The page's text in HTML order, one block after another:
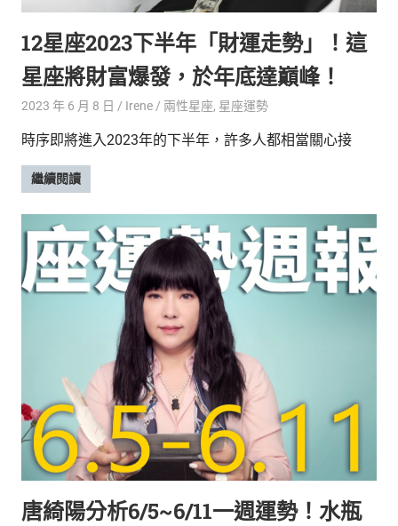
12星座2023下半年「財運走勢」！這
星座將財富爆發，於年底達巔峰！
2023 年 6 月 8 日 Irene 兩性星座, 星座運勢
時序即將進入2023年的下半年，許多人都相當關心接
繼續閱讀
唐綺陽分析6/5~6/11一週運勢！水瓶